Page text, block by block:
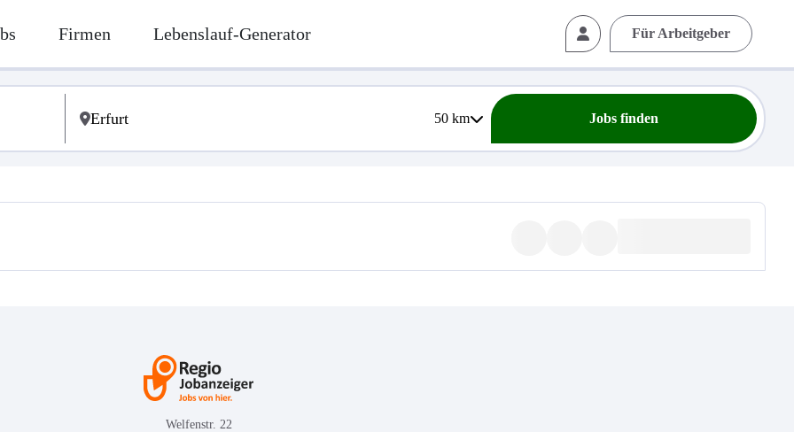
Firmen Lebenslauf-Generator Für Arbeitgeber
50km Jobs finden
Welfenstr. 22